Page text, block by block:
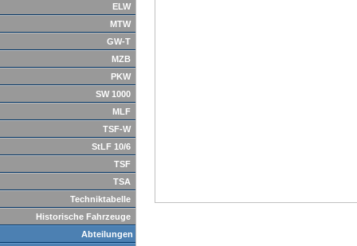
ELW
MTW
GW-T
MZB
PKW
SW 1000
MLF
TSF-W
StLF 10/6
TSF
TSA
Techniktabelle
Historische Fahrzeuge
Abteilungen